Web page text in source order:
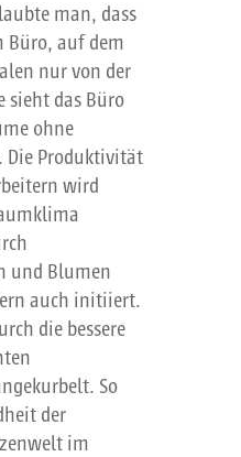
man, dass
Büro, auf dem
nur von der
sieht das Büro
ohne
Die Produktivität
wird
und Blumen
auch initiiert.
die bessere
So
der
im